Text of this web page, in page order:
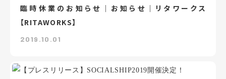
臨時休業のお知らせ｜お知らせ｜リタワークス
【RITAWORKS】
2019.10.01